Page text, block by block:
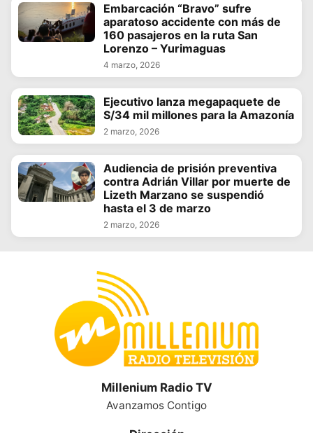
Embarcación “Bravo” sufre
aparatoso accidente con más de
160 pasajeros en la ruta San
Lorenzo – Yurimaguas
4 marzo, 2026
Ejecutivo lanza megapaquete de
S/34 mil millones para la Amazonía
2 marzo, 2026
Audiencia de prisión preventiva
contra Adrián Villar por muerte de
Lizeth Marzano se suspendió
hasta el 3 de marzo
2 marzo, 2026
Millenium Radio TV
Avanzamos Contigo